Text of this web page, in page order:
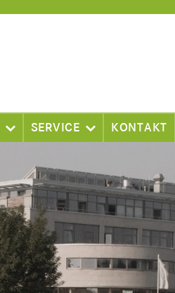
SERVICE
Gastronomie
Konferenzraumservice
Dienst- und Serviceleistungen
Telefon/Internet
KONTAKT